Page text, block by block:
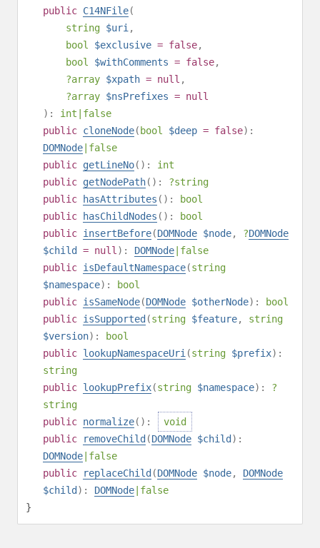
public C14NFile(
string $uri ,
bool
$exclusive = false,
bool
$withComments = false,
?array $xpath = null ,
?array $nsPrefixes = null
): int
false
public cloneNode( bool $deep = false):
DOMNode false
public getLineNo(): int
public getNodePath(): ?string
public
hasAttributes ():
bool
public
hasChildNodes ():
bool
public insertBefore(DOMNode $node, ?DOMNode
$child
= null ): DOMNode false
public isDefaultNamespace(string
$namespace):
bool
public isSameNode(DOMNode $otherNode):
bool
public isSupported (string $feature, string
$version):
bool
public lookupNamespaceUri (string $prefix):
string
public lookupPrefix(string $namespace): ?
string
public normalize():
void
public
removeChild (DOMNode $child ):
DOMNode false
public
replaceChild (DOMNode $node, DOMNode
$child ): DOMNode false
}